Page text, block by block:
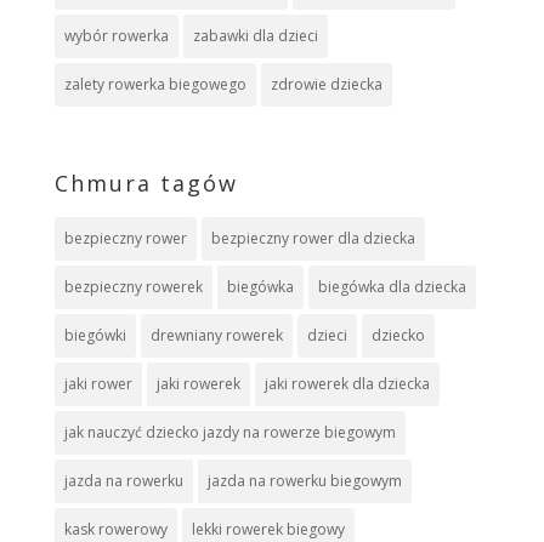
wybór rowerka zabawki dla dzieci
zalety rowerka biegowego zdrowie dziecka
Chmura tagów
bezpieczny rower bezpieczny rower dla dziecka
bezpieczny rowerek biegówka biegówka dla dziecka
biegówki drewniany rowerek dzieci dziecko
jaki rower jaki rowerek jaki rowerek dla dziecka
jak nauczyć dziecko jazdy na rowerze biegowym
jazda na rowerku jazda na rowerku biegowym
kask rowerowy lekki rowerek biegowy